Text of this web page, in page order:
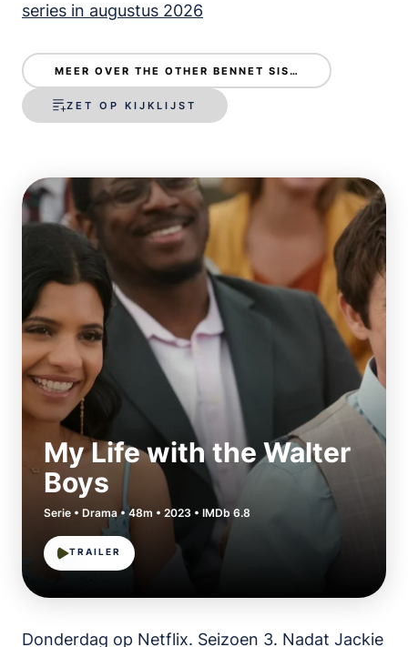
series in augustus 2026
MEER OVER THE OTHER BENNET SISTER
ZET OP KIJKLIJST
My Life with the Walter
Boys
Serie • Drama • 48m • 2023 • IMDb 6.8
TRAILER
Donderdag op Netflix. Seizoen 3. Nadat Jackie